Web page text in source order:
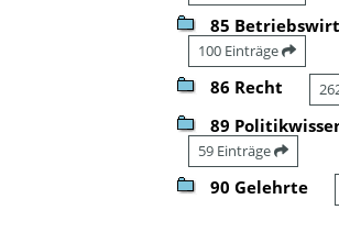
85
100 Einträge
86 Recht
89
59 Einträge
90 Gelehrte